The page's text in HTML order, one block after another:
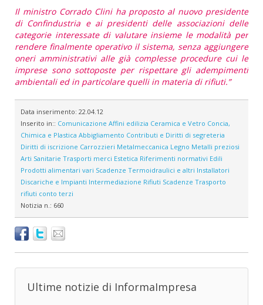
Il ministro Corrado Clini ha proposto al nuovo presidente
di Confindustria e ai presidenti delle associazioni delle
categorie interessate di valutare insieme le modalità per
rendere finalmente operativo il sistema, senza aggiungere
oneri amministrativi alle già complesse procedure cui le
imprese sono sottoposte per rispettare gli adempimenti
ambientali ed in particolare quelli in materia di rifiuti.”
Data inserimento: 22.04.12
Inserito in:: Comunicazione Affini edilizia Ceramica e Vetro Concia,
Chimica e Plastica Abbigliamento Contributi e Diritti di segreteria
Diritti di iscrizione Carrozzieri Metalmeccanica Legno Metalli preziosi
Arti Sanitarie Trasporti merci Estetica Riferimenti normativi Edili
Prodotti alimentari vari Scadenze Termoidraulici e altri Installatori
Discariche e Impianti Intermediazione Rifiuti Scadenze Trasporto
rifiuti conto terzi
Notizia n.: 660
Ultime notizie di InformaImpresa